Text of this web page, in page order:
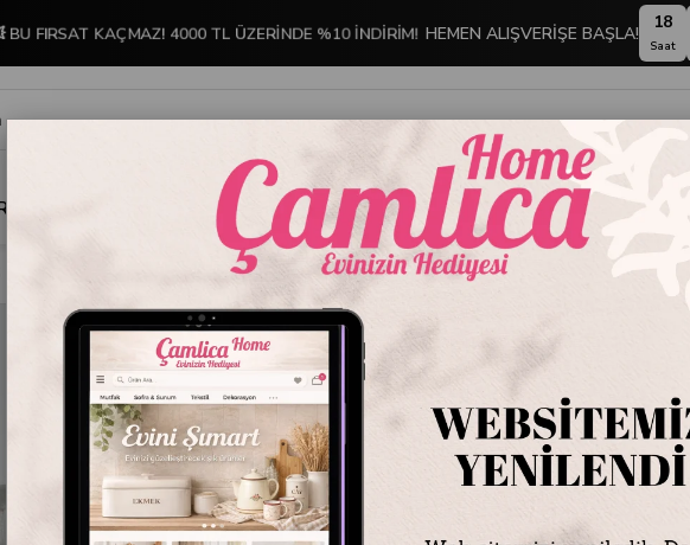
BU FIRSAT KAÇMAZ! 4000 TL ÜZERİNDE %10 İNDİRİM! HEMEN ALIŞVERİŞE BAŞLA! 18
Saat
& MUTFAK İNDİRİMLİ ÜRÜNLER DEKORASYON TABLO KOLEKSİYONU
Bambu 8 Parça Servis Seti Antik
Bambu
Stok Kodu
Marka:Çamlıca Home
Bambu 8 Parça